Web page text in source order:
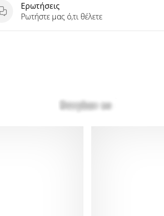
Ερωτήσεις
Ερωτήσεις
Ρωτήστε μας ό,τι θέλετε